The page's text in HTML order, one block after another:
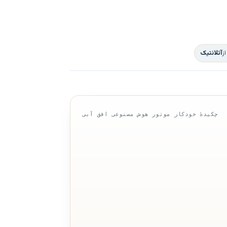
آتلانتیک
چکیدهٔ خودکار موتور هوش مصنوعی افق آبی